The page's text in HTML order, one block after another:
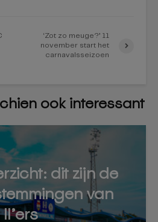
‘Zot zo meuge?’ 11
november start het
carnavalsseizoen
ook interessant
dit zijn de
van